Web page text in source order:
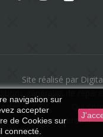
Site réalisé par
& CGV
Qui
Machine à broder
navigation sur
accepter
de Cookies sur
connecté.